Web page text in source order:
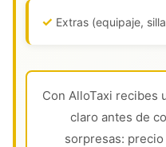
Extras (equipaje,
Con AlloTaxi recibes
claro antes de
sorpresas: